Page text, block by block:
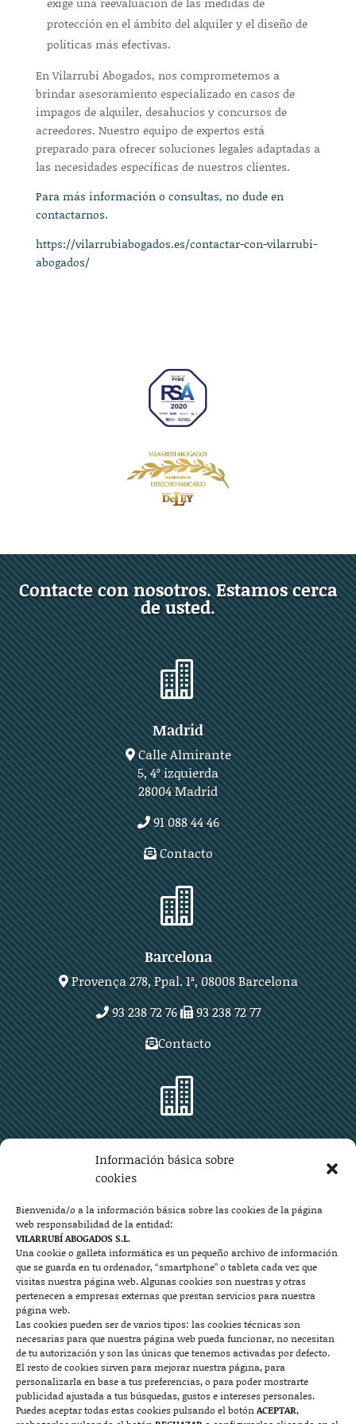
Información básica sobre
cookies
Bienvenida/o a la información básica sobre las cookies de la página
web responsabilidad de la entidad:
VILARRUBÍ ABOGADOS S.L.
Una cookie o galleta informática es un pequeño archivo de información
que se guarda en tu ordenador, “smartphone” o tableta cada vez que
visitas nuestra página web. Algunas cookies son nuestras y otras
pertenecen a empresas externas que prestan servicios para nuestra
página web.
Las cookies pueden ser de varios tipos: las cookies técnicas son
necesarias para que nuestra página web pueda funcionar, no necesitan
de tu autorización y son las únicas que tenemos activadas por defecto.
El resto de cookies sirven para mejorar nuestra página, para
personalizarla en base a tus preferencias, o para poder mostrarte
publicidad ajustada a tus búsquedas, gustos e intereses personales.
Puedes aceptar todas estas cookies pulsando el botónACEPTAR,
protección en el ámbito del alquiler y el diseño de
políticas más efectivas.
En Vilarrubi Abogados, nos comprometemos a
brindar asesoramiento especializado en casos de
impagos de alquiler, desahucios y concursos de
acreedores. Nuestro equipo de expertos está
preparado para ofrecer soluciones legales adaptadas a
las necesidades específicas de nuestros clientes.
Para más información o consultas, no dude en
contactarnos.
https://vilarrubiabogados.es/contactar-con-vilarrubi-
abogados/
Contacte con nosotros. Estamos cerca
de usted.

Madrid
Calle Almirante
5, 4º izquierda
28004 Madrid
91 088 44 46
Contacto

Barcelona
Provença 278, Ppal. 1ª, 08008 Barcelona
93 238 72 76
93 238 72 77
Contacto

Plaza Aragón 10, planta 11ª, 50004 Zaragoza
Contacto

Mallorca
Josep Pla, n°6, 07400 Alcudia (Mallorca)
722 131 870
Contacto